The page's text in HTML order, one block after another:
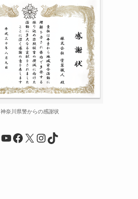
神奈川県警からの感謝状
YouTube
Facebook
X Instagram
TikTok